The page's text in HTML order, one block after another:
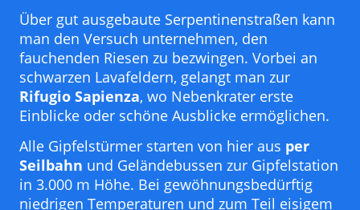
Über gut ausgebaute Serpentinenstraßen kann
man den Versuch unternehmen, den
fauchenden Riesen zu bezwingen. Vorbei an
schwarzen Lavafeldern, gelangt man zur
Rifugio Sapienza, wo Nebenkrater erste
Einblicke oder schöne Ausblicke ermöglichen.
Alle Gipfelstürmer starten von hier aus per
Seilbahn und Geländebussen zur Gipfelstation
in 3.000 m Höhe. Bei gewöhnungsbedürftig
niedrigen Temperaturen und zum Teil eisigem